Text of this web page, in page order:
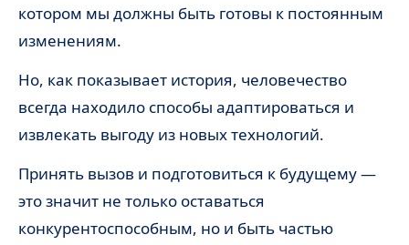
котором мы должны быть готовы к постоянным
изменениям.
Но, как показывает история, человечество
всегда находило способы адаптироваться и
извлекать выгоду из новых технологий.
Принять вызов и подготовиться к будущему —
это значит не только оставаться
конкурентоспособным, но и быть частью